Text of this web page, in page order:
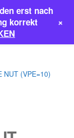
NUT (VPE=10)
erst nach
korrekt
+